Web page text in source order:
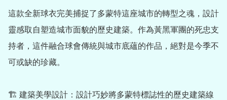
這款全新球衣完美捕捉了多蒙特這座城市的轉型之魂，設計
靈感取自塑造城市面貌的歷史建築。作為黃黑軍團的死忠支
持者，這件融合球會傳統與城市底蘊的作品，絕對是今季不
可或缺的珍藏。
🏗️ 建築美學設計：設計巧妙將多蒙特標誌性的歷史建築線